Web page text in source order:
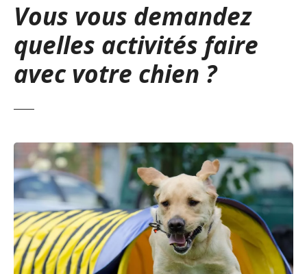
Vous vous demandez
quelles activités faire
avec votre chien ?